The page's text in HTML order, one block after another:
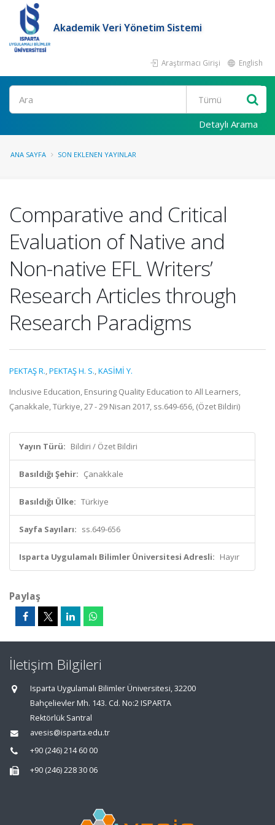
Akademik Veri Yönetim Sistemi
Araştırmacı Girişi English
Ara
Detaylı Arama
ANA SAYFA SON EKLENEN YAYINLAR
Comparative and Critical
Evaluation of Native and
Non-native EFL Writers’
Research Articles through
Research Paradigms
PEKTAŞ R.,PEKTAŞ H. S.,KASİMİ Y.
Inclusive Education, Ensuring Quality Education to All Learners,
Çanakkale, Türkiye, 27 - 29 Nisan 2017, ss.649-656, (Özet Bildiri)
Yayın Türü: Bildiri / Özet Bildiri
Basıldığı Şehir: Çanakkale
Basıldığı Ülke: Türkiye
Sayfa Sayıları: ss.649-656
Isparta Uygulamalı Bilimler Üniversitesi Adresli: Hayır
Paylaş
İletişim Bilgileri
Isparta Uygulamalı Bilimler Üniversitesi, 32200
Bahçelievler Mh. 143. Cd. No:2 ISPARTA
Rektörlük Santral
avesis@isparta.edu.tr
+90 (246) 214 60 00
+90 (246) 228 30 06